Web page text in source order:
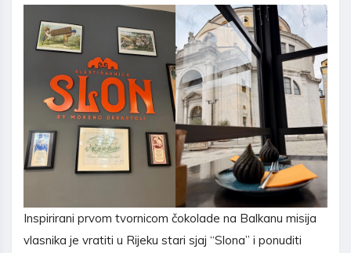
Inspirirani prvom tvornicom čokolade na Balkanu misija
vlasnika je vratiti u Rijeku stari sjaj “Slona” i ponuditi